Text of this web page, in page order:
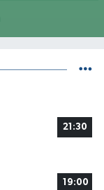
21:30
19:00